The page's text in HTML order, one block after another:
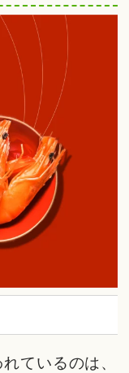
ているのは、